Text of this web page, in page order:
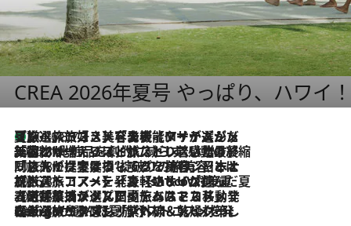
CREA 2026年夏号 やっぱり、ハワイ
2026.8.7
【厳選旅コスメ】「多機能アイテムがメイン！」旅好き美容エディターが選んだ夏旅ベストコスメを発表【Mサイズジップ】
2026.8.6
「荷物が増えるほど旅ストレスは増す」美容ジャーナリストがたどり着いた最終結論。“化粧品を劇的に減らす”感動の凝縮美容とは
2026.8.6
「旅先には金髪ウィッグを持参」日本と同じメイクでは損してる!? 美容ジャーナリストが提案する“掟破りの旅美容”とは
2026.8.6
【厳選旅コスメ】「身軽さ＆UV対策重視！」ヘアアーティストshucoが選んだ夏旅ベストコスメを発表【Mサイズジップ】
2026.8.5
【厳選旅コスメ】国内をあちこち移動する河井菜摘が選んだ夏旅ベストコスメ発表！「リラックスアイテムはマスト」【Mサイズジップ】
2026.8.4
【厳選旅コスメ】「紫外線＆乾燥対策しながらメイク感も！」ヘア＆メイクGeorgeが選んだ夏旅ベストコスメを発表！【Mサイズジップ】